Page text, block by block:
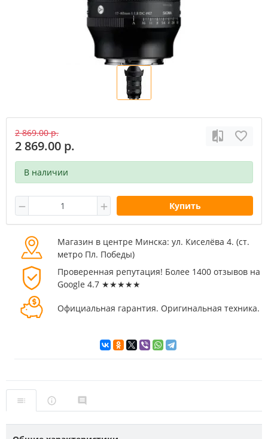
2 869.00 р.
2 869.00 р.
В наличии
Купить
Магазин в центре Минска: ул. Киселёва 4. (cт.
метро Пл. Победы)
Проверенная репутация! Более 1400 отзывов на
Google 4.7 ★★★★★
Официальная гарантия. Оригинальная техника.